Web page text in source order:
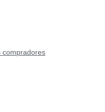
compradores